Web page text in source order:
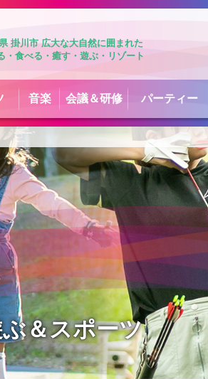
掛川市 広大な大自然に囲まれた
・食べる・癒す・遊ぶ・リゾート
音楽 会議＆研修 パーティー
＆スポーツ